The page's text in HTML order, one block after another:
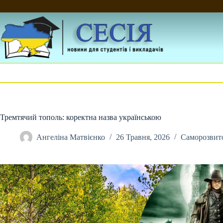
до
Тремтячий тополь: коректна назва українською
Ангеліна Матвієнко 26 Травня, 2026